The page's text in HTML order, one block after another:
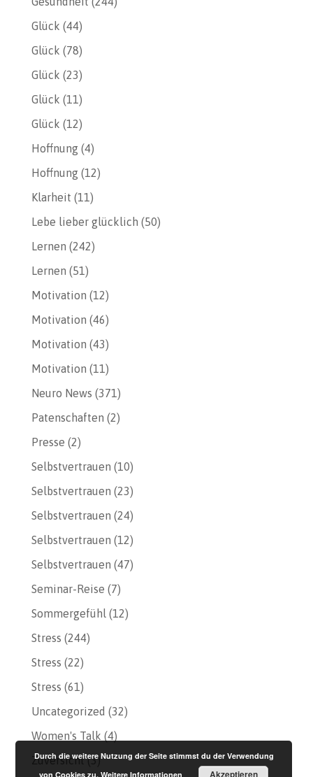
Glück (44)
Glück (78)
Glück (23)
Glück (11)
Glück (12)
Hoffnung(4)
Hoffnung(12)
Klarheit (11)
Lebe lieber glücklich (50)
Lernen (242)
Lernen (51)
Motivation (12)
Motivation (46)
Motivation (43)
Motivation (11)
Neuro News (371)
Patenschaften (2)
Presse (2)
Selbstvertrauen (10)
Selbstvertrauen (23)
Selbstvertrauen (24)
Selbstvertrauen (12)
Selbstvertrauen (47)
Seminar-Reise (7)
Sommergefühl(12)
Stress (244)
Stress (22)
Stress (61)
Uncategorized (32)
Women's Talk (4)
Zuversicht(3)
Durch die weitere Nutzung der Seite stimmst du der Verwendung
von Cookies zu.Weitere Informationen Akzeptieren